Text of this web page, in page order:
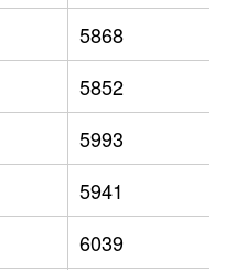
5868
5852
5993
5941
6039